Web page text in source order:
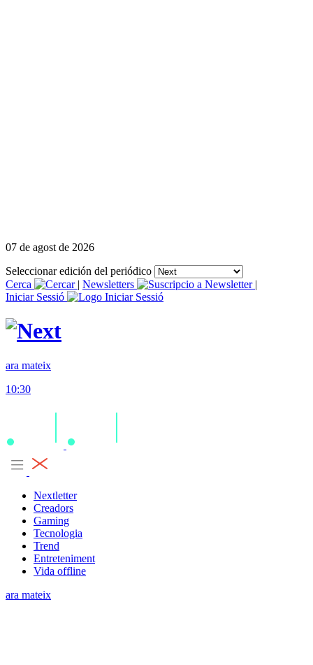
07 de agost de 2026
Seleccionar edición del periódico
Cerca
| Newsletters
|
Iniciar Sessió
ara mateix
10:30
Nextletter
Creadors
Gaming
Tecnologia
Trend
Entreteniment
Vida offline
ara mateix